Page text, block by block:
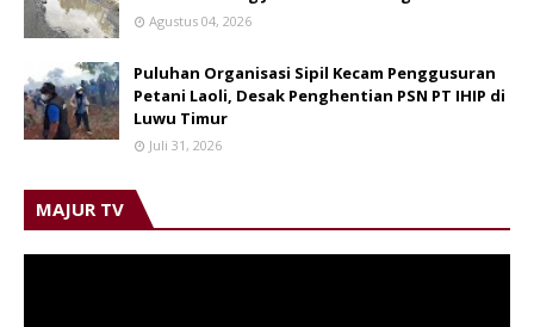
Agustus 04, 2026
Puluhan Organisasi Sipil Kecam Penggusuran
Petani Laoli, Desak Penghentian PSN PT IHIP di
Luwu Timur
Juli 31, 2026
MAJUR TV